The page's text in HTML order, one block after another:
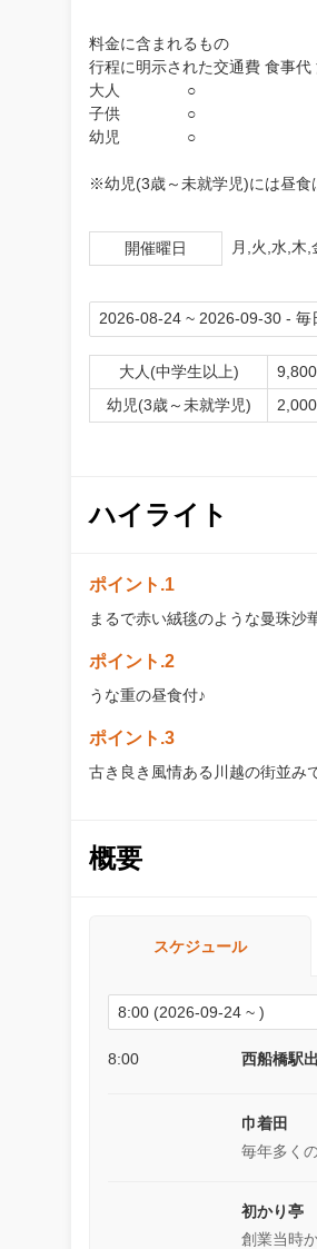
料金に含まれるもの
行程に明示された交通費 食事
大人 ○
子供 ○
幼児 ○
※幼児(3歳～未就学児)には昼食
開催曜日 月,火,水,木,
大人(中学生以上)
幼児(3歳～未就学児)
ハイライト
ポイント.1
まるで赤い絨毯のような曼珠沙
ポイント.2
うな重の昼食付♪
ポイント.3
古き良き風情ある川越の街並み
概要
スケジュール
8:00 西船橋駅
巾着田
毎年多く
初かり亭
創業当時